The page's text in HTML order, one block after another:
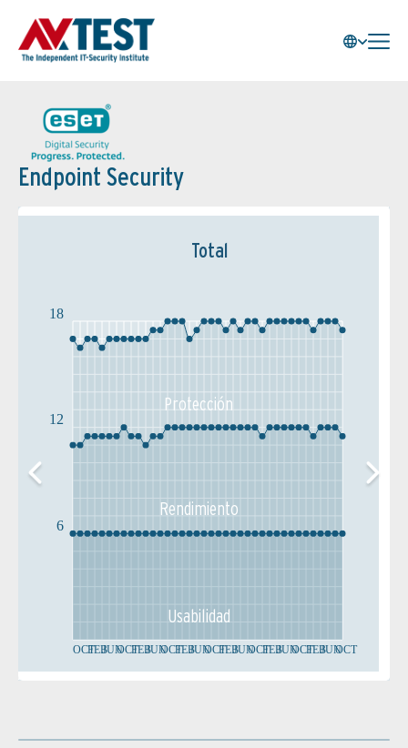
Endpoint Security
Total
OCTFEBJUNOCTFEBJUNOCTFEBJUNOCTFEBJUNOCTFEBJUNOCTFEBJUNOCT
6
12
18
Protección
Rendimiento
Usabilidad